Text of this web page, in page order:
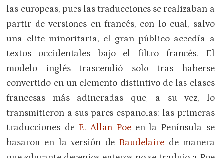
las europeas, pues las traducciones se realizaban a
partir de versiones en francés, con lo cual, salvo
una elite minoritaria, el gran público accedía a
textos occidentales bajo el filtro francés. El
modelo inglés trascendió solo tras haberse
convertido en un elemento distintivo de las clases
francesas más adineradas que, a su vez, lo
transmitieron a sus pares españolas: las primeras
traducciones de E. Allan Poe en la Península se
basaron en la versión de Baudelaire de manera